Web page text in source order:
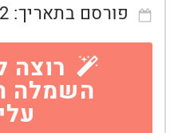
פורסם בתאריך:
רוצה
השמלה